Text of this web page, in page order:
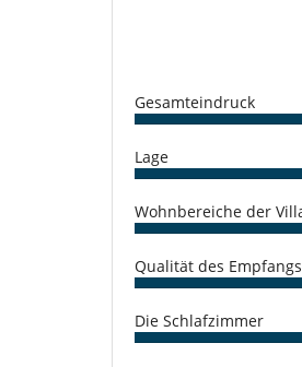
- Die
- Bei Stornierung kann
Gesamteindruck
Lage
Wohnbereiche der
Qualität des
Die Schlafzimmer